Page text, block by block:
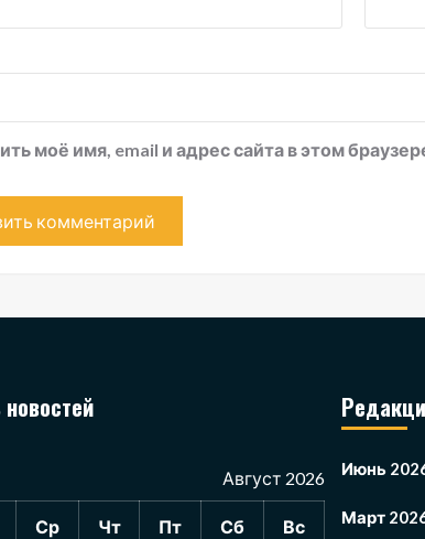
моё имя, email и адрес сайта в этом
Август 2026
Ср Чт Пт Сб Вс
Июнь
Март